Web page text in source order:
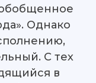
Однако
С тех
в